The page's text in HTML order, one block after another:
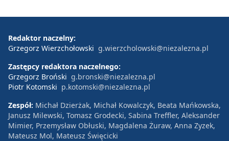
Redaktor naczelny:
Grzegorz Wierzchołowski g.wierzcholowski@niezalezna.pl
Zastępcy redaktora naczelnego:
Grzegorz Broński g.bronski@niezalezna.pl
Piotr Kotomski p.kotomski@niezalezna.pl
Zespół: Michał Dzierżak, Michał Kowalczyk, Beata Mańkowska,
Janusz Milewski, Tomasz Grodecki, Sabina Treffler, Aleksander
Mimier, Przemysław Obłuski, Magdalena Żuraw, Anna Zyzek,
Mateusz Mol, Mateusz Święcicki